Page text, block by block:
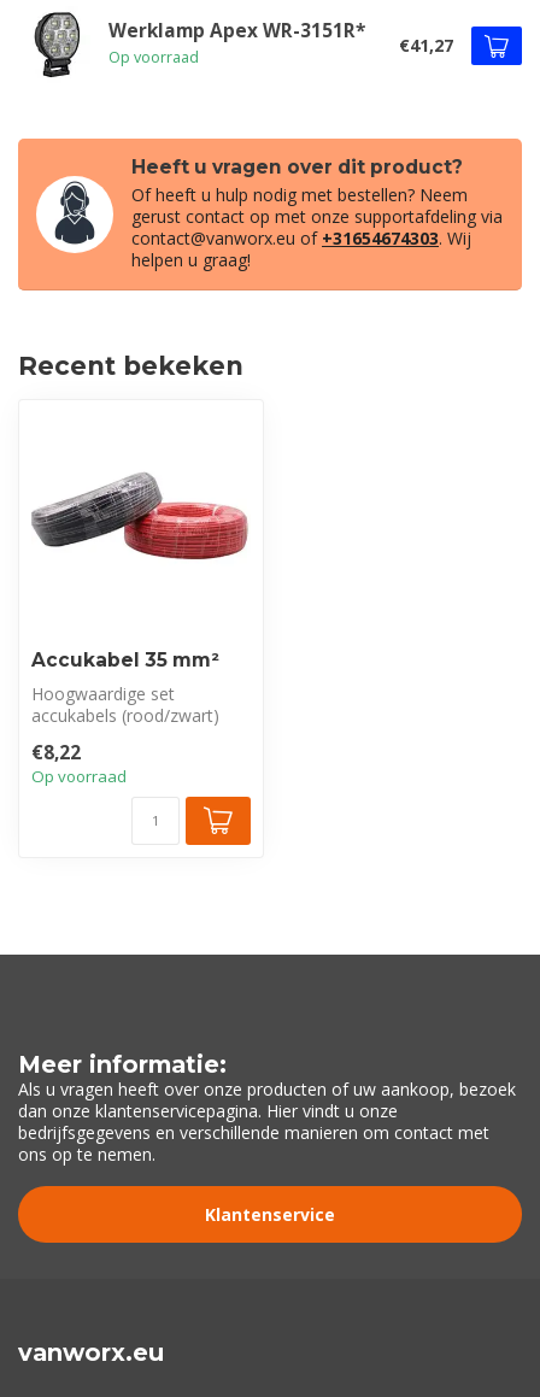
Werklamp Apex WR-3151R*
Op voorraad
€41,27
Heeft u vragen over dit product?
Of heeft u hulp nodig met bestellen? Neem
gerust contact op met onze supportafdeling via
contact@vanworx.eu of +31654674303. Wij
helpen u graag!
Recent bekeken
Accukabel 35 mm²
Hoogwaardige set
accukabels (rood/zwart)
en voorzien ...
€8,22
Op voorraad
Meer informatie:
Als u vragen heeft over onze producten of uw aankoop, bezoek
dan onze klantenservicepagina. Hier vindt u onze
bedrijfsgegevens en verschillende manieren om contact met
ons op te nemen.
Klantenservice
vanworx.eu